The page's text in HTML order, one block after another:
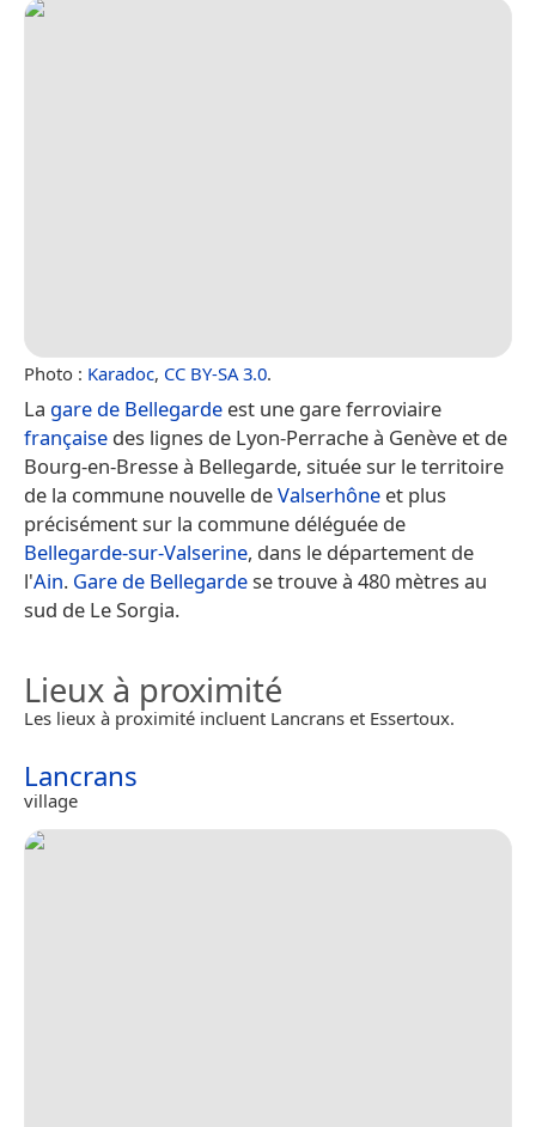
Photo : Karadoc, CC BY-SA 3.0.
La gare de Bellegarde est une gare ferroviaire
française des lignes de Lyon-Perrache à Genève et de
Bourg-en-Bresse à Bellegarde, située sur le territoire
de la commune nouvelle deValserhône et plus
précisément sur la commune déléguée de
Bellegarde-sur-Valserine, dans le département de
l'Ain. Gare de Bellegardese trouve à 480 mètres au
sud de Le Sorgia.
Lieux à proximité
Les lieux à proximité incluent Lancrans et Essertoux.
Lancrans
village